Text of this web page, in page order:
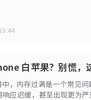
白苹果？别慌，
，内存过满是一个常见
应迟缓，甚至出现更为